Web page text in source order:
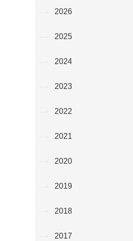
2026
2025
2024
2023
2022
2021
2020
2019
2018
2017